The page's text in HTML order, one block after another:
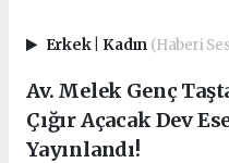
Erkek Kadın (Haberi
Av. Melek Genç
Çığır Açacak Dev
Yayınlandı!